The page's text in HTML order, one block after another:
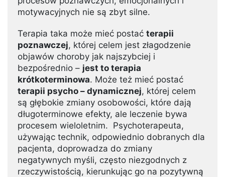
motywacyjnych nie są zbyt silne.
Terapia taka może mieć postać terapii
poznawczej, której celem jest złagodzenie
objawów choroby jak najszybciej i
bezpośrednio – jest to terapia
krótkoterminowa. Może też mieć postać
terapii psycho – dynamicznej, której celem
są głębokie zmiany osobowości, które dają
długoterminowe efekty, ale leczenie bywa
procesem wieloletnim. Psychoterapeuta,
używając technik, odpowiednio dobranych dla
pacjenta, doprowadza do zmiany
negatywnych myśli, często niezgodnych z
rzeczywistością, kierunkując go na pozytywną